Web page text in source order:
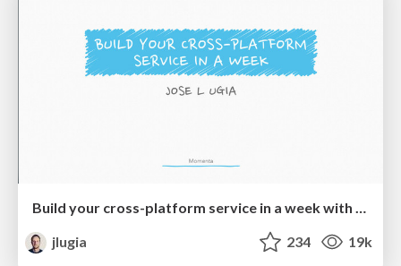
Build your cross-platform service in a week with App Engine
jlugia
234 19k